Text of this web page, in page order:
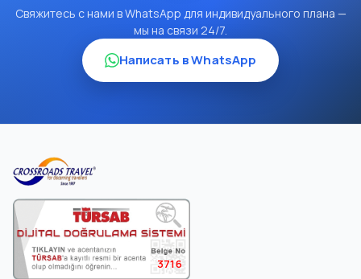
Свяжитесь с нами в WhatsApp для индивидуального плана —
мы на связи 24/7.
Написать в WhatsApp
3716